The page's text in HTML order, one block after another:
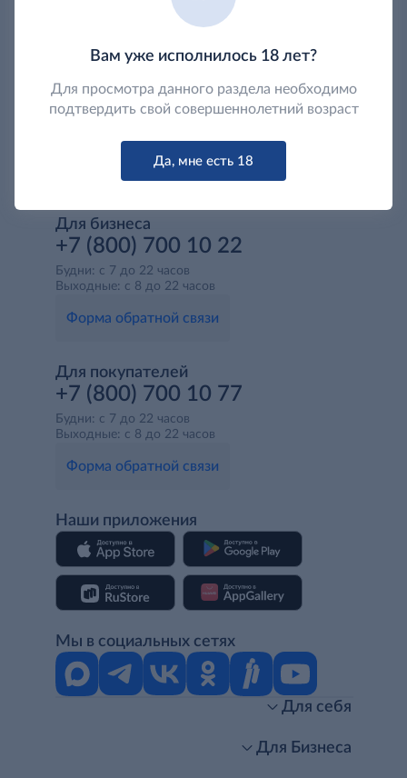
Для бизнеса
+7 (800) 700 10 22
Будни: с 7 до 22 часов
Выходные: с 8 до 22 часов
Форма обратной связи
Для покупателей
+7 (800) 700 10 77
Будни: с 7 до 22 часов
Выходные: с 8 до 22 часов
Форма обратной связи
Наши приложения
Мы в социальных сетях
Для себя
Стань клиентом METRO
Для Бизнеса
Вам уже исполнилось 18 лет?
Для просмотра данного раздела необходимо
подтвердить свой совершеннолетний возраст
Да, мне есть 18